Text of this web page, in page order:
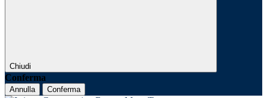
Chiudi
Conferma
Annulla Conferma